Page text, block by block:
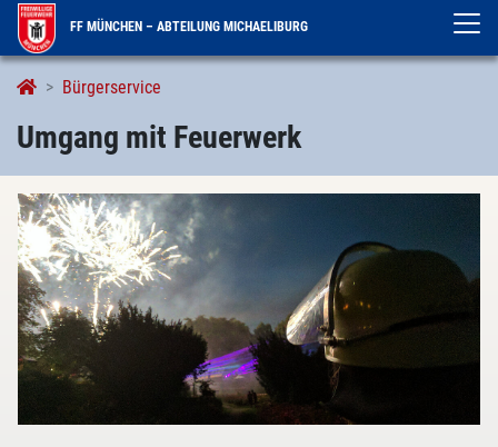
FF MÜNCHEN – ABTEILUNG MICHAELIBURG
Bürgerservice
Umgang mit Feuerwerk
Umgang mit Feuerwerk